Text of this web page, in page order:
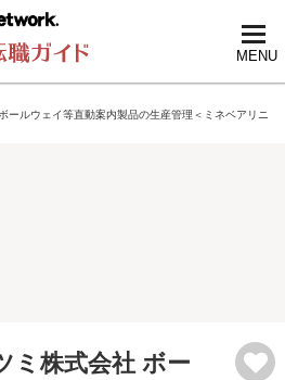
MENU
ールウェイ等直動案内製品の生産管理＜ミネベアリニ
ミ株式会社 ボー